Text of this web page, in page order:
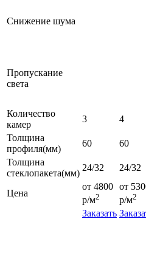
Снижение шума
Пропускание
света
Количество
камер
3 4
Толщина
профиля(мм)
60 60
Толщина
стеклопакета(мм)
24/32 24/32
Цена
от 4800
р/м2
от
р/м2
Заказать